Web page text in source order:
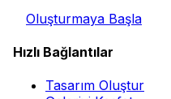
Oluşturmaya Başla
Hızlı Bağlantılar
Tasarım Oluştur